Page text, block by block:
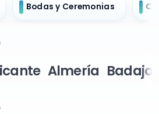
Bodas y Ceremonias
Almería Badajoz